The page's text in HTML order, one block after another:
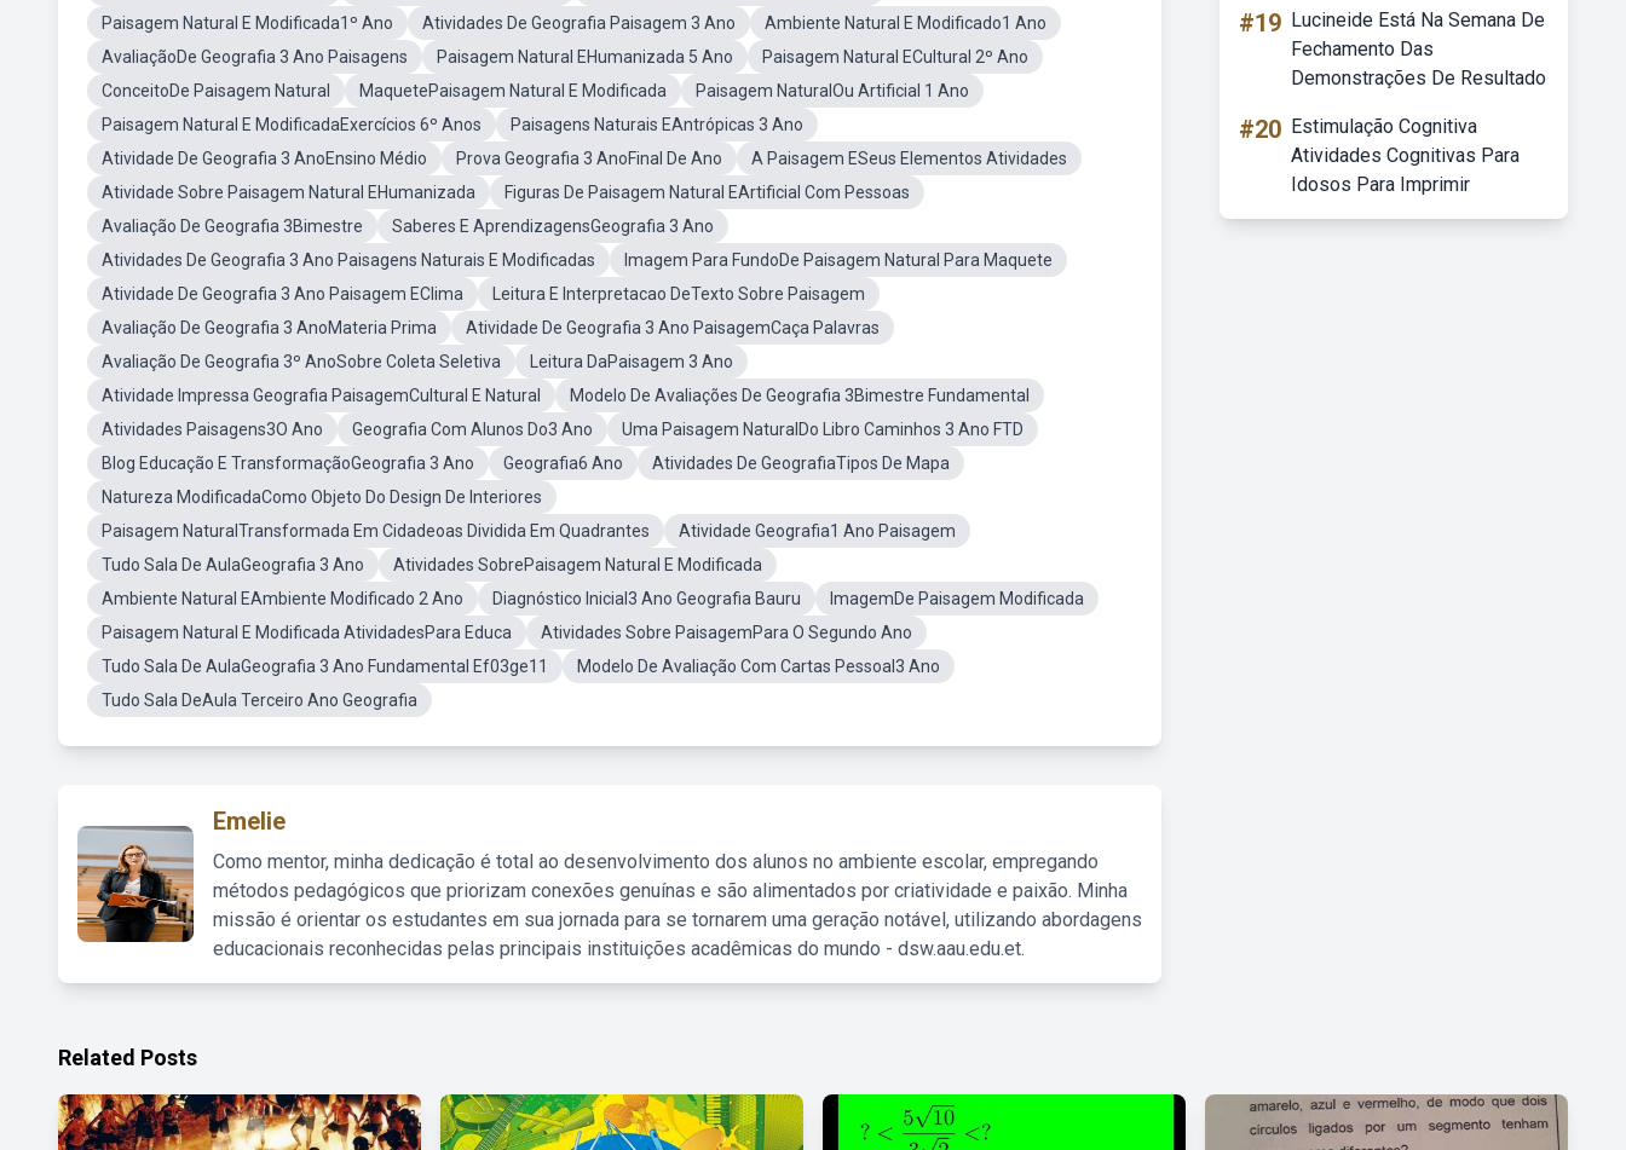
Paisagem Natural E Modificada1º Ano
Atividades De Geografia Paisagem 3 Ano
Ambiente Natural E Modificado1 Ano
AvaliaçãoDe Geografia 3 Ano Paisagens
Paisagem Natural EHumanizada 5 Ano
Paisagem Natural ECultural 2º Ano
ConceitoDe Paisagem Natural
MaquetePaisagem Natural E Modificada
Paisagem NaturalOu Artificial 1 Ano
Paisagem Natural E ModificadaExercícios 6º Anos
Paisagens Naturais EAntrópicas 3 Ano
Atividade De Geografia 3 AnoEnsino Médio
Prova Geografia 3 AnoFinal De Ano
A Paisagem ESeus Elementos Atividades
Atividade Sobre Paisagem Natural EHumanizada
Figuras De Paisagem Natural EArtificial Com Pessoas
Avaliação De Geografia 3Bimestre
Saberes E AprendizagensGeografia 3 Ano
Atividades De Geografia 3 Ano Paisagens Naturais E Modificadas
Imagem Para FundoDe Paisagem Natural Para Maquete
Atividade De Geografia 3 Ano Paisagem EClima
Leitura E Interpretacao DeTexto Sobre Paisagem
Avaliação De Geografia 3 AnoMateria Prima
Atividade De Geografia 3 Ano PaisagemCaça Palavras
Avaliação De Geografia 3º AnoSobre Coleta Seletiva
Leitura DaPaisagem 3 Ano
Atividade Impressa Geografia PaisagemCultural E Natural
Modelo De Avaliações De Geografia 3Bimestre Fundamental
Atividades Paisagens3O Ano
Geografia Com Alunos Do3 Ano
Uma Paisagem NaturalDo Libro Caminhos 3 Ano FTD
Blog Educação E TransformaçãoGeografia 3 Ano
Geografia6 Ano
Atividades De GeografiaTipos De Mapa
Natureza ModificadaComo Objeto Do Design De Interiores
Paisagem NaturalTransformada Em Cidadeoas Dividida Em Quadrantes
Atividade Geografia1 Ano Paisagem
Tudo Sala De AulaGeografia 3 Ano
Atividades SobrePaisagem Natural E Modificada
Ambiente Natural EAmbiente Modificado 2 Ano
Diagnóstico Inicial3 Ano Geografia Bauru
ImagemDe Paisagem Modificada
Paisagem Natural E Modificada AtividadesPara Educa
Atividades Sobre PaisagemPara O Segundo Ano
Tudo Sala De AulaGeografia 3 Ano Fundamental Ef03ge11
Modelo De Avaliação Com Cartas Pessoal3 Ano
Tudo Sala DeAula Terceiro Ano Geografia
Emelie
Como mentor, minha dedicação é total ao desenvolvimento dos alunos no ambiente escolar, empregando
métodos pedagógicos que priorizam conexões genuínas e são alimentados por criatividade e paixão. Minha
missão é orientar os estudantes em sua jornada para se tornarem uma geração notável, utilizando abordagens
educacionais reconhecidas pelas principais instituições acadêmicas do mundo - dsw.aau.edu.et.
#19 Lucineide Está Na Semana De
Fechamento Das
Demonstrações De Resultado
#20 Estimulação Cognitiva
Atividades Cognitivas Para
Idosos Para Imprimir
Related Posts